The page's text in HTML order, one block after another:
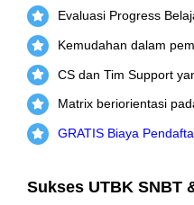
Evaluasi Progress
Kemudahan dalam
CS dan Tim Support
Matrix beriorientasi
GRATIS Biaya
Sukses UTBK SNBT